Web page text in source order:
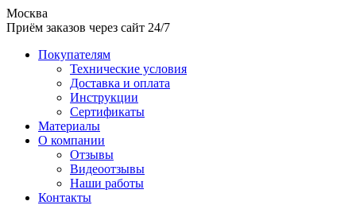
Москва
Приём заказов через сайт 24/7
Покупателям
Технические условия
Доставка и оплата
Инструкции
Сертификаты
Материалы
О компании
Отзывы
Видеоотзывы
Наши работы
Контакты